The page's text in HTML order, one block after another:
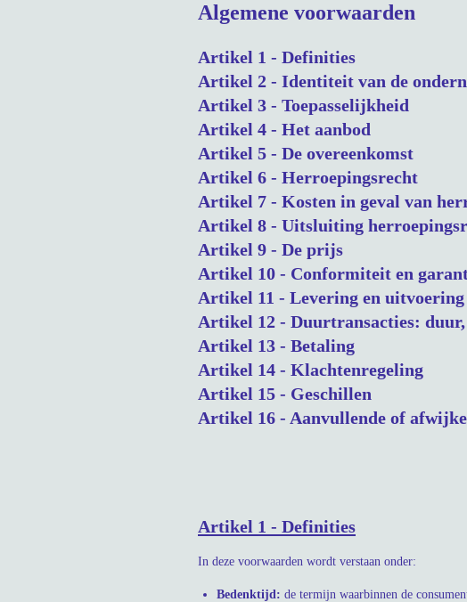
Algemene voorwaarden
Artikel 1 - Definities
Artikel 2 - Identiteit van de
Artikel 3 - Toepasselijkheid
Artikel 4 - Het aanbod
Artikel 5 - De overeenkomst
Artikel 6 - Herroepingsrecht
Artikel 7 - Kosten in geval van
Artikel 8 - Uitsluiting
Artikel 9 - De prijs
Artikel 10 - Conformiteit en
Artikel 11 - Levering en uitvoering
Artikel 12 - Duurtransacties: duur,
Artikel 13 - Betaling
Artikel 14 - Klachtenregeling
Artikel 15 - Geschillen
Artikel 16 - Aanvullende of
Artikel 1 - Definities
In deze voorwaarden wordt verstaan onder:
Bedenktijd: de termijn waarbinnen de